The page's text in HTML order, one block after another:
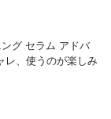
グ セラム アドバ
レ、使うのが楽しみ